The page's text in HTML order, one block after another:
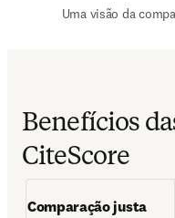
Uma visão da
Benefícios
CiteScore
Comparação justa